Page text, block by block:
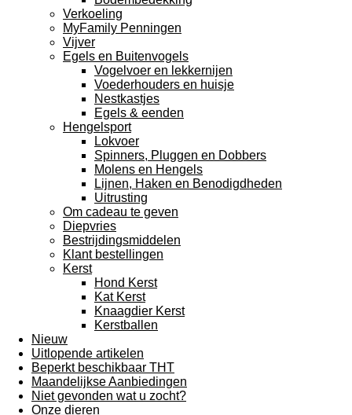
Verkoeling
MyFamily Penningen
Vijver
Egels en Buitenvogels
Vogelvoer en lekkernijen
Voederhouders en huisje
Nestkastjes
Egels & eenden
Hengelsport
Lokvoer
Spinners, Pluggen en Dobbers
Molens en Hengels
Lijnen, Haken en Benodigdheden
Uitrusting
Om cadeau te geven
Diepvries
Bestrijdingsmiddelen
Klant bestellingen
Kerst
Hond Kerst
Kat Kerst
Knaagdier Kerst
Kerstballen
Nieuw
Uitlopende artikelen
Beperkt beschikbaar THT
Maandelijkse Aanbiedingen
Niet gevonden wat u zocht?
Onze dieren